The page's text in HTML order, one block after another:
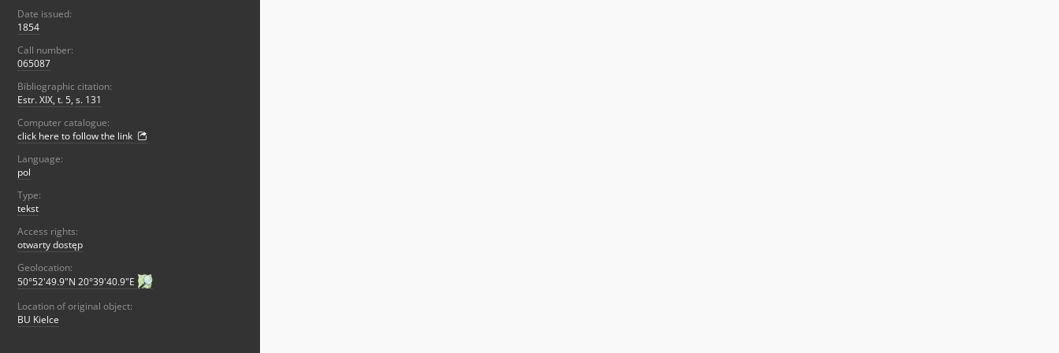
Date issued:
1854
Call number:
065087
Bibliographic citation:
Estr. XIX, t. 5, s. 131
Computer catalogue:
click here to follow the link
Language:
pol
Type:
tekst
Access rights:
otwarty dostęp
Geolocation:
50°52'49.9"N 20°39'40.9"E
Location of original object:
BU Kielce